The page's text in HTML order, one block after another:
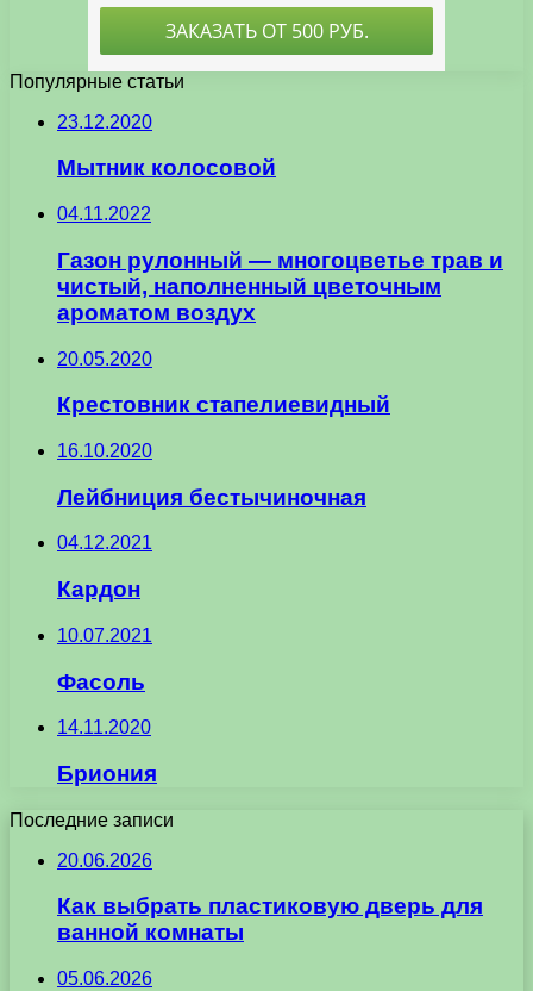
Популярные статьи
23.12.2020
Мытник колосовой
04.11.2022
Газон рулонный — многоцветье трав и
чистый, наполненный цветочным
ароматом воздух
20.05.2020
Крестовник стапелиевидный
16.10.2020
Лейбниция бестычиночная
04.12.2021
Кардон
10.07.2021
Фасоль
14.11.2020
Бриония
Последние записи
20.06.2026
Как выбрать пластиковую дверь для
ванной комнаты
05.06.2026